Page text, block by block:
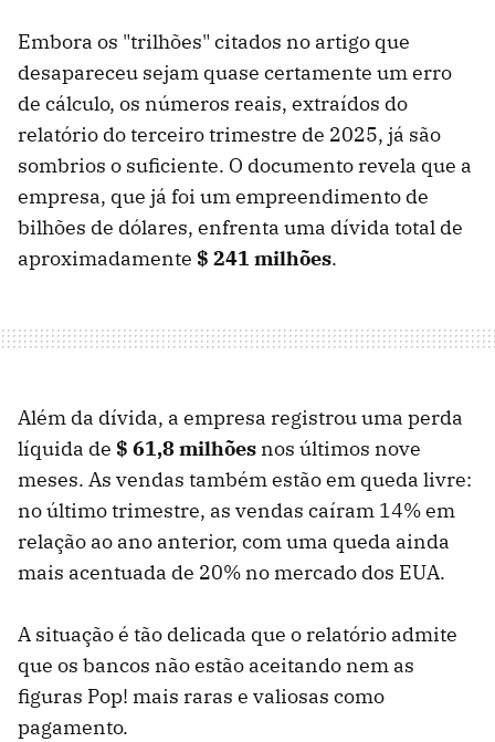
Embora os "trilhões" citados no artigo que
desapareceu sejam quase certamente um erro
de cálculo, os números reais, extraídos do
relatório do terceiro trimestre de 2025, já são
sombrios o suficiente. O documento revela que a
empresa, que já foi um empreendimento de
bilhões de dólares, enfrenta uma dívida total de
aproximadamente $ 241 milhões.
Além da dívida, a empresa registrou uma perda
líquida de $ 61,8 milhões nos últimos nove
meses. As vendas também estão em queda livre:
no último trimestre, as vendas caíram 14% em
relação ao ano anterior, com uma queda ainda
mais acentuada de 20% no mercado dos EUA.
A situação é tão delicada que o relatório admite
que os bancos não estão aceitando nem as
figuras Pop! mais raras e valiosas como
pagamento.